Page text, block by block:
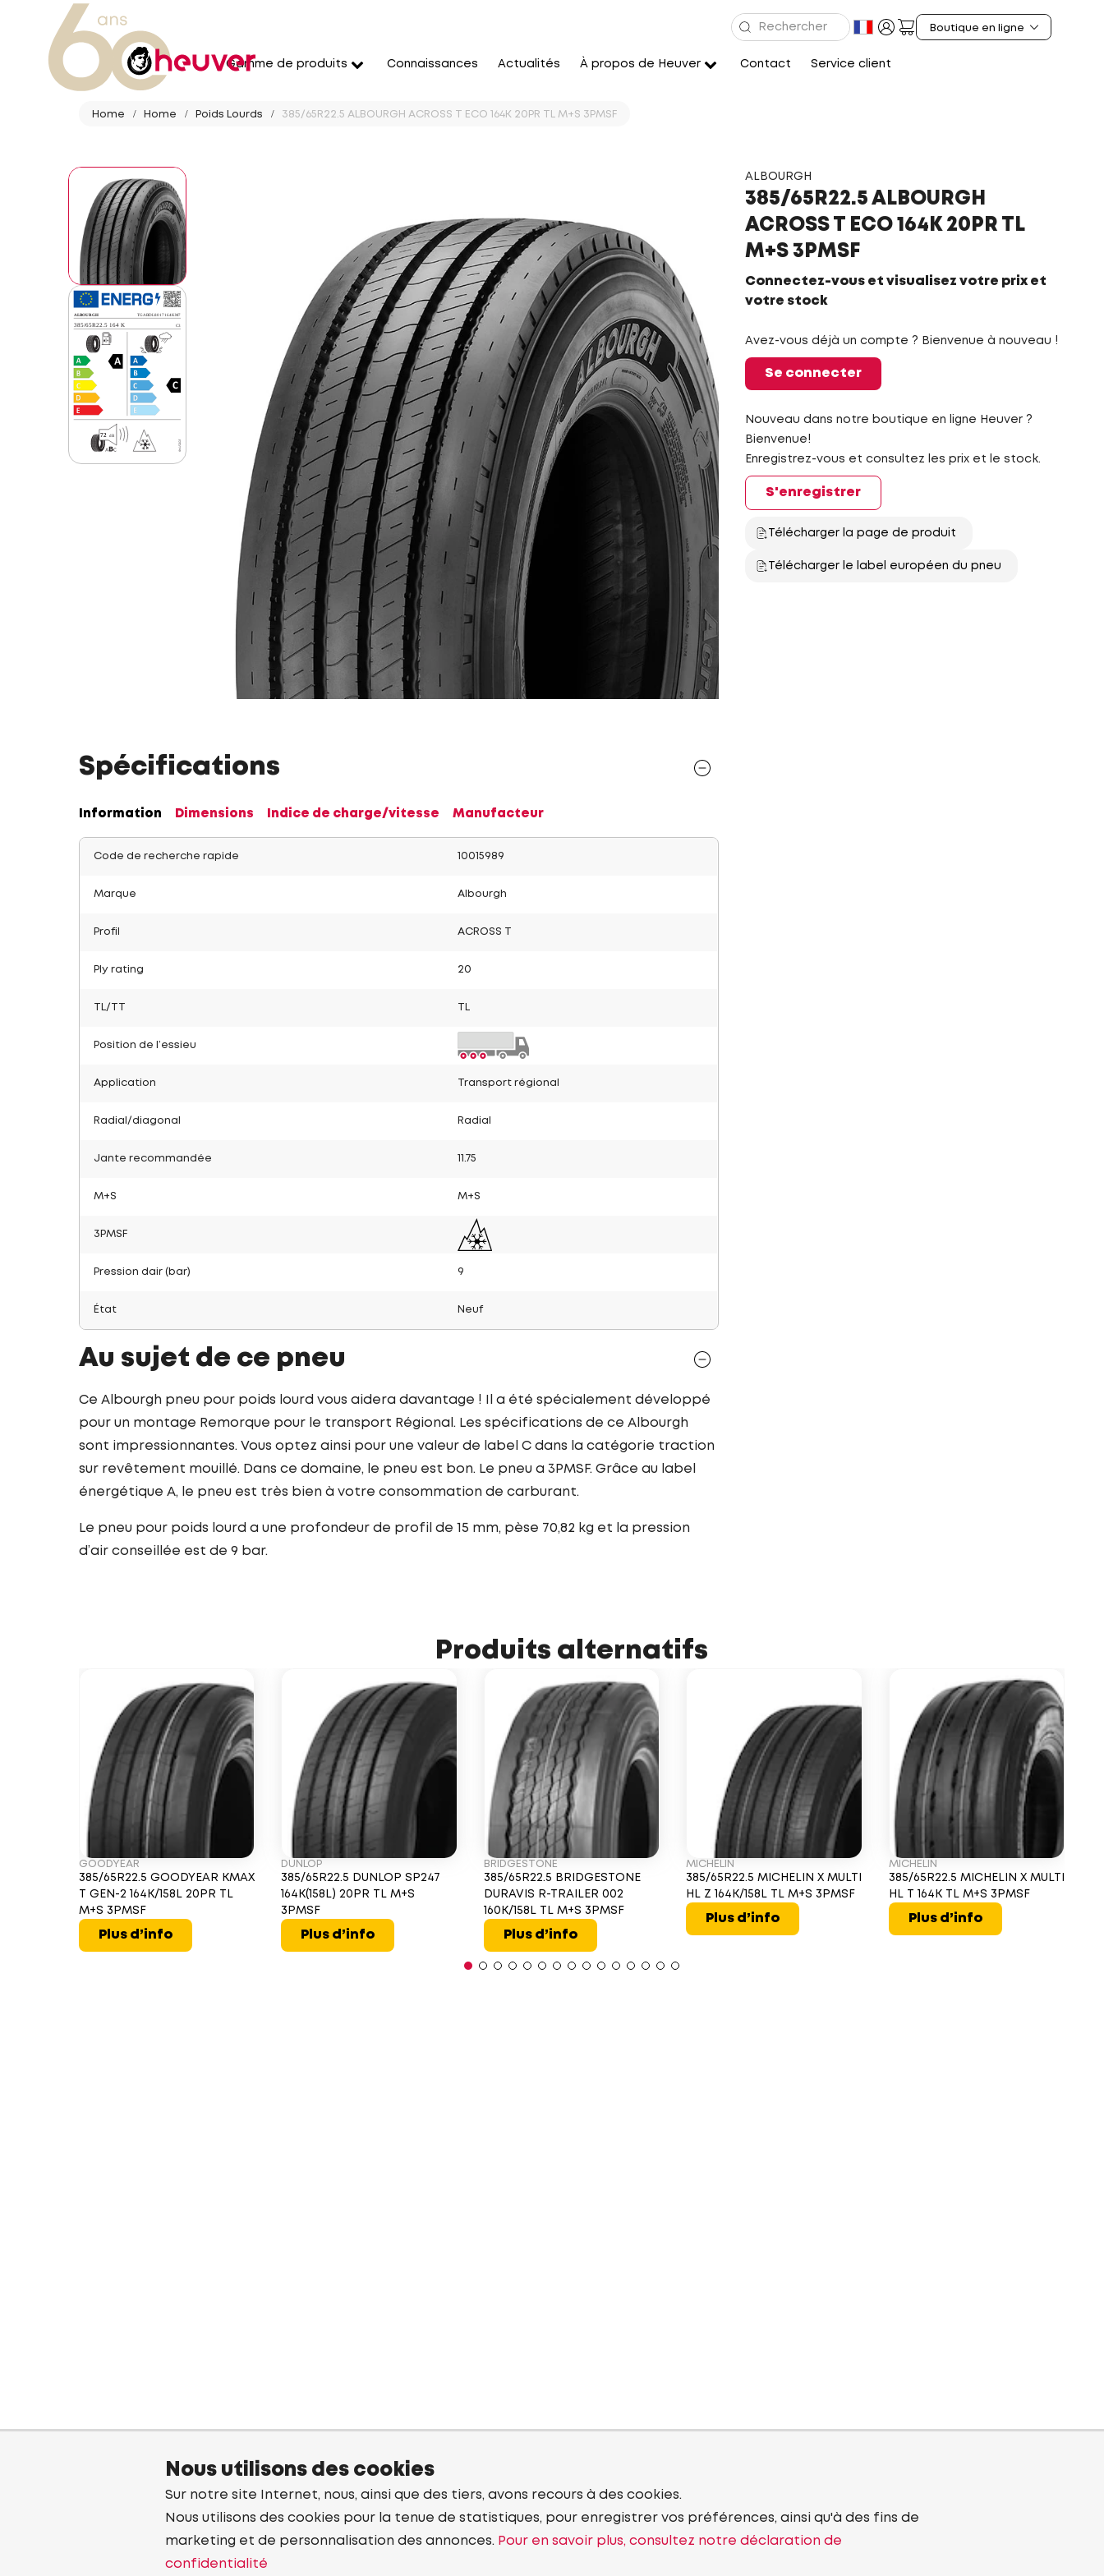
Gamme de produits Connaissances Actualités À propos de Heuver Contact Service client
Home Home Poids Lourds 385/65R22.5 ALBOURGH ACROSS T ECO 164K 20PR TL M+S 3PMSF
ALBOURGH
385/65R22.5 ALBOURGH
ACROSS T ECO 164K 20PR TL
M+S 3PMSF
Connectez-vous et visualisez votre prix et
votre stock
Avez-vous déjà un compte ? Bienvenue à nouveau !
Se connecter
Nouveau dans notre boutique en ligne Heuver ?
Bienvenue!
Enregistrez-vous et consultez les prix et le stock.
S'enregistrer
Télécharger la page de produit
Télécharger le label européen du pneu
Spécifications
Information Dimensions Indice de charge/vitesse Manufacteur
Code de recherche rapide 10015989
Marque Albourgh
Profil ACROSS T
Ply rating 20
TL/TT
Position de l’essieu
Application Transport régional
Radial/diagonal Radial
Jante recommandée 11.75
M+S M+S
3PMSF
Pression dair (bar) 9
État Neuf
Au sujet de ce pneu
Ce Albourgh pneu pour poids lourd vous aidera davantage ! Il a été spécialement développé
pour un montage Remorque pour le transport Régional. Les spécifications de ce Albourgh
sont impressionnantes. Vous optez ainsi pour une valeur de label C dans la catégorie traction
sur revêtement mouillé. Dans ce domaine, le pneu est bon. Le pneu a 3PMSF. Grâce au label
énergétique A, le pneu est très bien à votre consommation de carburant.
Le pneu pour poids lourd a une profondeur de profil de 15 mm, pèse 70,82 kg et la pression
d’air conseillée est de 9 bar.
Produits alternatifs
GOODYEAR
385/65R22.5 GOODYEAR KMAX
T GEN-2 164K/158L 20PR TL
M+S 3PMSF
Plus d’info
DUNLOP
385/65R22.5 DUNLOP SP247
164K(158L) 20PR TL M+S
3PMSF
Plus d’info
BRIDGESTONE
385/65R22.5 BRIDGESTONE
DURAVIS R-TRAILER 002
160K/158L TL M+S 3PMSF
Plus d’info
MICHELIN
385/65R22.5 MICHELIN X MULTI
HL Z 164K/158L TL M+S 3PMSF
Plus d’info
MICHELIN
385/65R22.5 MICHELIN X MULTI
HL T 164K TL M+S 3PMSF
Plus d’info
Nous utilisons des cookies
Sur notre site Internet, nous, ainsi que des tiers, avons recours à des cookies.
Nous utilisons des cookies pour la tenue de statistiques, pour enregistrer vos préférences, ainsi qu'à des fins de
marketing et de personnalisation des annonces. Pour en savoir plus, consultez notre déclaration de
confidentialité